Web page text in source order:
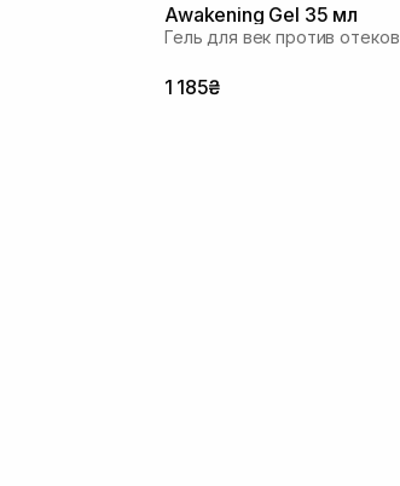
Awakening Gel 35 мл
Гель для век против отеков
1 185₴